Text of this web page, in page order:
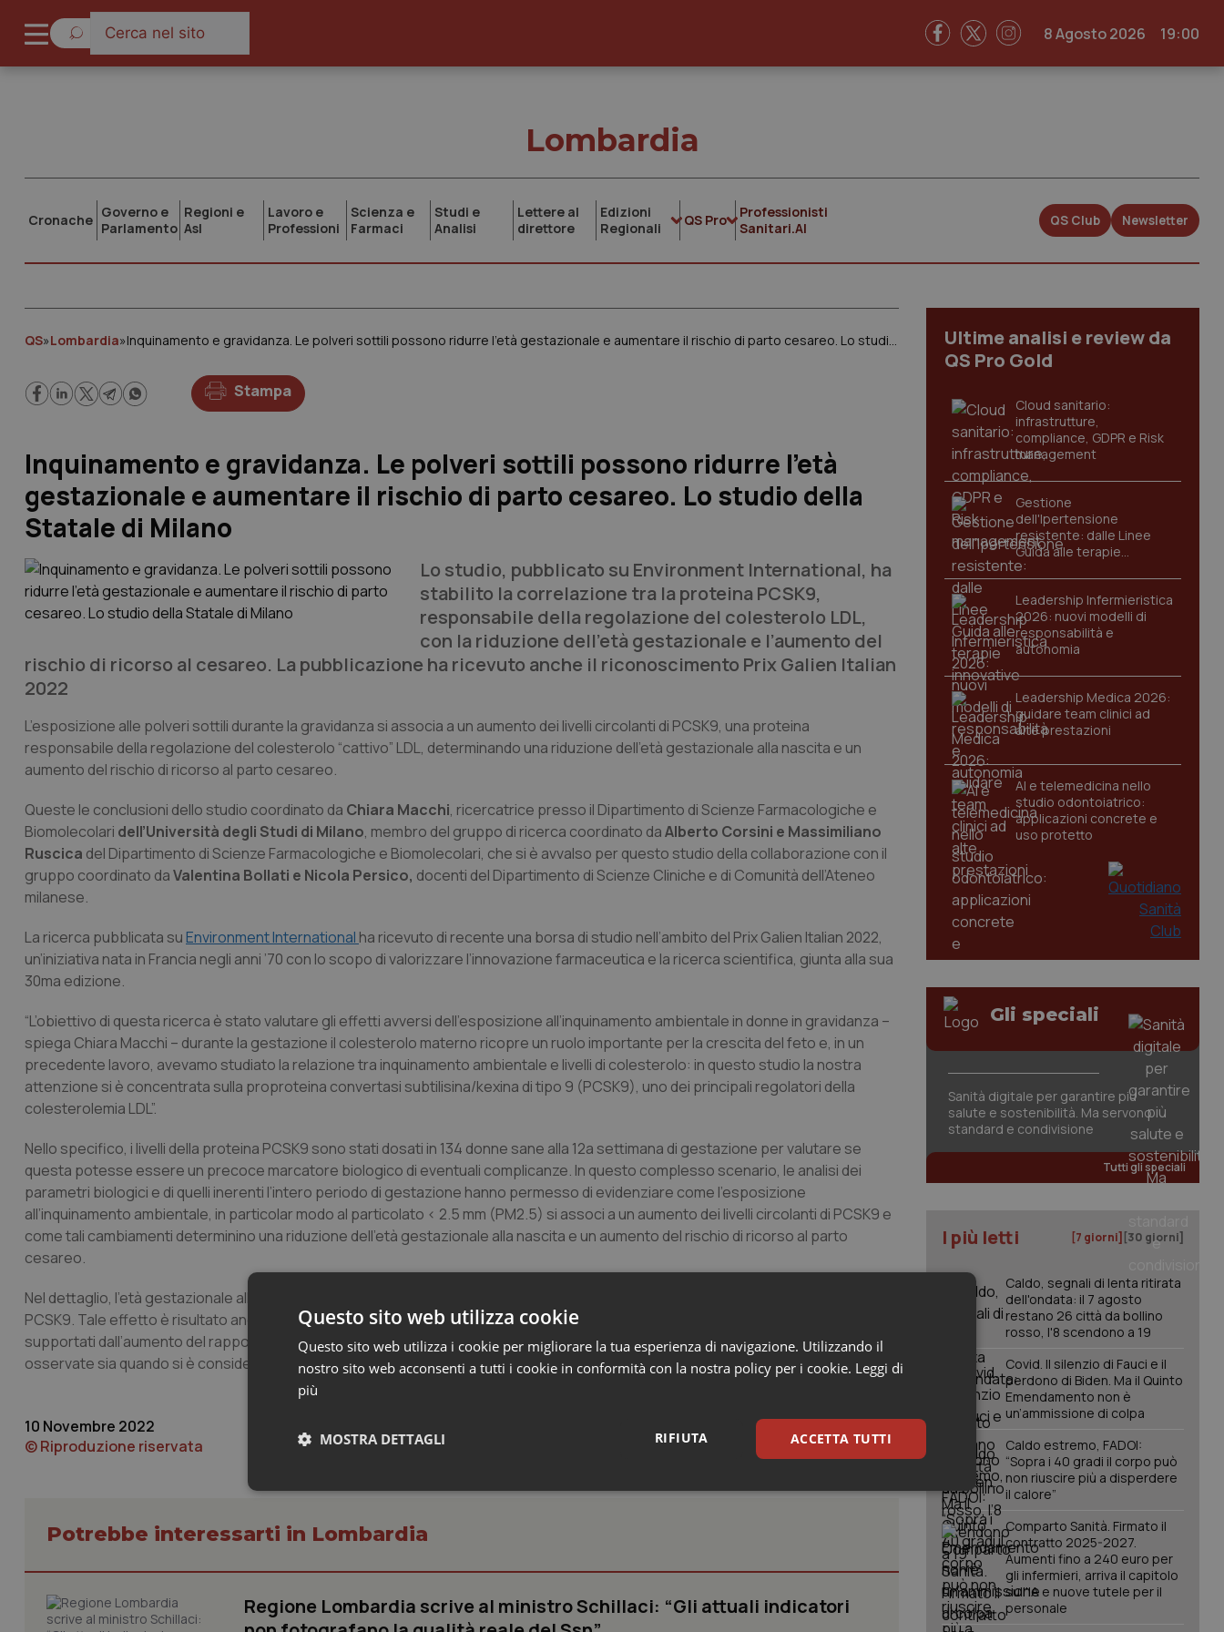
8 Agosto 2026 19:00
Lombardia
Cronache Governo e
Parlamento
Regioni e
Asl
Lavoro e
Professioni
Scienza e
Farmaci
Studi e
Analisi
Lettere al
direttore
Edizioni
Regionali
QS Pro
Professionisti
Sanitari.AI
QS Club Newsletter
QS»Lombardia» Inquinamento e gravidanza. Le polveri sottili possono ridurre l’età gestazionale e aumentare il rischio di parto cesareo. Lo studio della Statale di Milano
Stampa
Inquinamento e gravidanza. Le polveri sottili possono ridurre l’età
gestazionale e aumentare il rischio di parto cesareo. Lo studio della
Statale di Milano
Lo studio, pubblicato su Environment International, ha
stabilito la correlazione tra la proteina PCSK9,
responsabile della regolazione del colesterolo LDL,
con la riduzione dell’età gestazionale e l’aumento del
rischio di ricorso al cesareo. La pubblicazione ha ricevuto anche il riconoscimento Prix Galien Italian
2022
L’esposizione alle polveri sottili durante la gravidanza si associa a un aumento dei livelli circolanti di PCSK9, una proteina
responsabile della regolazione del colesterolo “cattivo” LDL, determinando una riduzione dell’età gestazionale alla nascita e un
aumento del rischio di ricorso al parto cesareo.
Queste le conclusioni dello studio coordinato da Chiara Macchi, ricercatrice presso il Dipartimento di Scienze Farmacologiche e
Biomolecolari dell’Università degli Studi di Milano, membro del gruppo di ricerca coordinato daAlberto Corsini e Massimiliano
Ruscica del Dipartimento di Scienze Farmacologiche e Biomolecolari, che si è avvalso per questo studio della collaborazione con il
gruppo coordinato daValentina Bollati e Nicola Persico, docenti del Dipartimento di Scienze Cliniche e di Comunità dell’Ateneo
milanese.
La ricerca pubblicata suEnvironment International ha ricevuto di recente una borsa di studio nell’ambito del Prix Galien Italian 2022,
un’iniziativa nata in Francia negli anni ’70 con lo scopo di valorizzare l’innovazione farmaceutica e la ricerca scientifica, giunta alla sua
30ma edizione.
“L’obiettivo di questa ricerca è stato valutare gli effetti avversi dell’esposizione all’inquinamento ambientale in donne in gravidanza –
spiega Chiara Macchi – durante la gestazione il colesterolo materno ricopre un ruolo importante per la crescita del feto e, in un
precedente lavoro, avevamo studiato la relazione tra inquinamento ambientale e livelli di colesterolo: in questo studio la nostra
attenzione si è concentrata sulla proproteina convertasi subtilisina/kexina di tipo 9 (PCSK9), uno dei principali regolatori della
colesterolemia LDL”.
Nello specifico, i livelli della proteina PCSK9 sono stati dosati in 134 donne sane alla 12a settimana di gestazione per valutare se
questa potesse essere un precoce marcatore biologico di eventuali complicanze. In questo complesso scenario, le analisi dei
parametri biologici e di quelli inerenti l’intero periodo di gestazione hanno permesso di evidenziare come l’esposizione
all’inquinamento ambientale, in particolar modo al particolato < 2.5 mm (PM2.5) si associ a un aumento dei livelli circolanti di PCSK9 e
come tali cambiamenti determinino una riduzione dell’età gestazionale alla nascita e un aumento del rischio di ricorso al parto
cesareo.
Nel dettaglio, l’età gestazionale alla nascita si riduce di circa una settimana per ogni incremento pari a 100ng/mL dei livelli circolanti di
PCSK9. Tale effetto è risultato ancor più significativo nei casi di esposizione ad alti livelli di polveri sottili PM2.5. Questi dati sono stati
supportati dall’aumento del rapporto di probabilità per i parti cesarei d’urgenza per ogni incremento di 100ng/mL di PCSK9, tendenze
osservate sia quando si è considerata l’esposizione al PM10 sia quella al biossido di azoto NO2.
10 Novembre 2022
© Riproduzione riservata
Potrebbe interessarti in Lombardia
Regione Lombardia scrive al ministro Schillaci: “Gli attuali indicatori
Ultime analisi e review da
QS Pro Gold
Cloud sanitario:
infrastrutture,
compliance, GDPR e Risk
management
Gestione
dell'Ipertensione
resistente: dalle Linee
Guida alle terapie
innovative
Leadership Infermieristica
2026: nuovi modelli di
responsabilità e
autonomia
Leadership Medica 2026:
guidare team clinici ad
alte prestazioni
AI e telemedicina nello
studio odontoiatrico:
applicazioni concrete e
uso protetto
Gli speciali
Sanità digitale per garantire più
salute e sostenibilità. Ma servono
standard e condivisione
Tutti gli speciali
I più letti [7 giorni] [30 giorni]
Caldo, segnali di lenta ritirata
dell'ondata: il 7 agosto
restano 26 città da bollino
rosso, l'8 scendono a 19
Covid. Il silenzio di Fauci e il
perdono di Biden. Ma il Quinto
Emendamento non è
un’ammissione di colpa
Caldo estremo, FADOI:
“Sopra i 40 gradi il corpo può
non riuscire più a disperdere
il calore”
Comparto Sanità. Firmato il
contratto 2025-2027.
Aumenti fino a 240 euro per
gli infermieri, arriva il capitolo
sull'IA e nuove tutele per il
personale
Questo sito web utilizza cookie
Questo sito web utilizza i cookie per migliorare la tua esperienza di navigazione. Utilizzando il
nostro sito web acconsenti a tutti i cookie in conformità con la nostra policy per i cookie. Leggi di
più
ACCETTA TUTTI
RIFIUTA
MOSTRA DETTAGLI
Necessari Statistici Marketing
Necessari Statistici